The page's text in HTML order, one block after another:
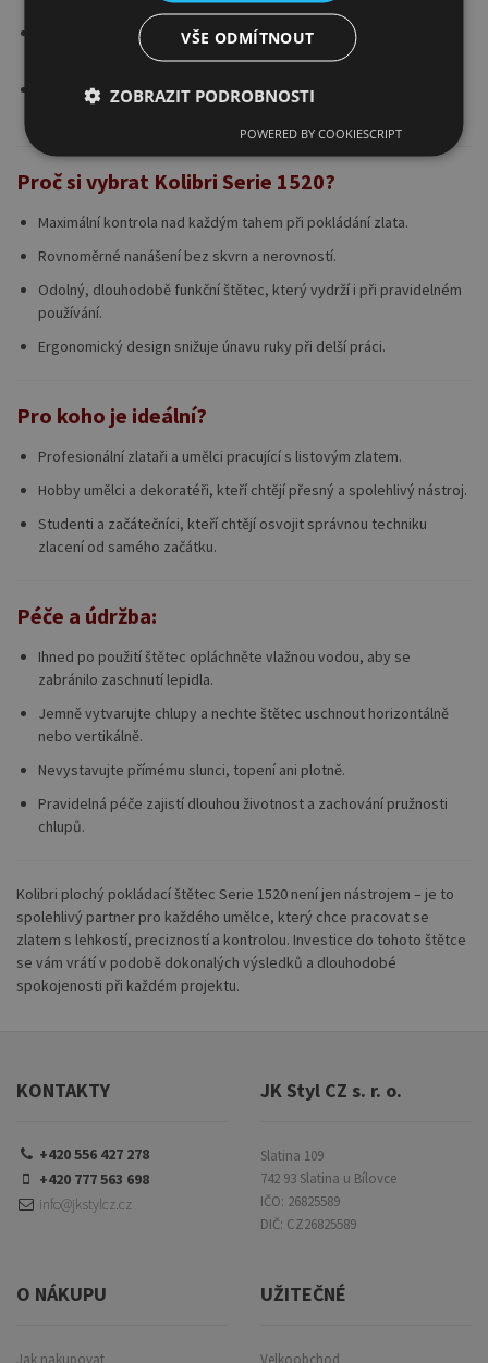
Plochý tvar a pevné zalepení chlupů zabraňuje deformaci a
opotřebení při častém používání.
Každý detail je navržen tak, aby práce se štětcem byla plynulá,
Proč si vybrat Kolibri Serie 1520?
Maximální kontrola nad každým tahem při pokládání zlata.
Rovnoměrné nanášení bez skvrn a nerovností.
Odolný, dlouhodobě funkční štětec, který vydrží i při pravidelném
používání.
Ergonomický design snižuje únavu ruky při delší práci.
Pro koho je ideální?
Profesionální zlataři a umělci pracující s listovým zlatem.
Hobby umělci a dekoratéři, kteří chtějí přesný a spolehlivý nástroj.
Studenti a začátečníci, kteří chtějí osvojit správnou techniku
zlacení od samého začátku.
Péče a údržba:
Ihned po použití štětec opláchněte vlažnou vodou, aby se
zabránilo zaschnutí lepidla.
Jemně vytvarujte chlupy a nechte štětec uschnout horizontálně
nebo vertikálně.
Nevystavujte přímému slunci, topení ani plotně.
Pravidelná péče zajistí dlouhou životnost a zachování pružnosti
chlupů.
Kolibri plochý pokládací štětec Serie 1520 není jen nástrojem – je to
spolehlivý partner pro každého umělce, který chce pracovat se
zlatem s lehkostí, precizností a kontrolou. Investice do tohoto štětce
se vám vrátí v podobě dokonalých výsledků a dlouhodobé
spokojenosti při každém projektu.
KONTAKTY
+420 556 427 278
+420 777 563 698
info@jkstylcz.cz
JK Styl CZ s. r. o.
Slatina 109
742 93 Slatina u Bílovce
IČO: 26825589
DIČ: CZ26825589
O NÁKUPU
Jak nakupovat
UŽITEČNÉ
Velkoobchod
VŠE ODMÍTNOUT
ZOBRAZIT PODROBNOSTI
POWERED BY COOKIESCRIPT